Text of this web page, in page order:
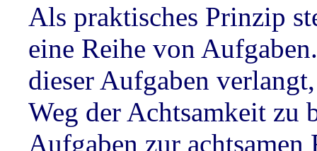
Als praktisches Prinzip
eine Reihe von
dieser Aufgaben
Weg der Achtsamkeit zu
Aufgaben zur achtsamen